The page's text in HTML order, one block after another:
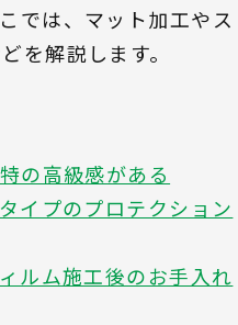
では、マット加工やス
を解説します。
の高級感がある
イプのプロテクション
ルム施工後のお手入れ